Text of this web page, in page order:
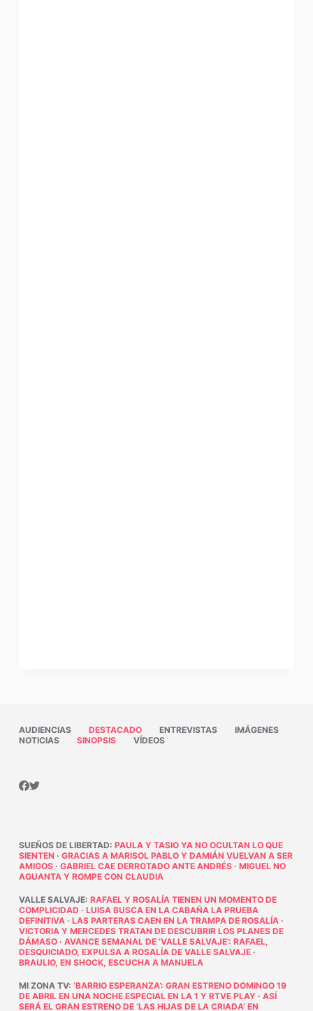
AUDIENCIAS DESTACADO ENTREVISTAS
IMÁGENES
NOTICIAS
SINOPSIS VÍDEOS
SUEÑOS DE LIBERTAD: PAULA Y TASIO YA NO OCULTAN LO QUE
SIENTEN · GRACIAS A MARISOL PABLO Y DAMIÁN VUELVAN A SER
AMIGOS· GABRIEL CAE DERROTADO ANTE ANDRÉS· MIGUEL NO
AGUANTA Y ROMPE CON CLAUDIA
VALLE SALVAJE: RAFAEL Y ROSALÍA TIENEN UN MOMENTO DE
COMPLICIDAD · LUISA BUSCA EN LA CABAÑA LA PRUEBA
DEFINITIVA· LAS PARTERAS CAEN EN LA TRAMPA DE ROSALÍA·
VICTORIA Y MERCEDES TRATAN DE DESCUBRIR LOS PLANES DE
DÁMASO· AVANCE SEMANAL DE ‘VALLE SALVAJE’: RAFAEL,
DESQUICIADO, EXPULSA A ROSALÍA DE VALLE SALVAJE·
BRAULIO, EN SHOCK, ESCUCHA A MANUELA
MI ZONA TV: ‘BARRIO ESPERANZA’: GRAN ESTRENO DOMINGO 19
DE ABRIL EN UNA NOCHE ESPECIAL EN LA 1 Y RTVE PLAY· ASÍ
SERÁ EL GRAN ESTRENO DE ‘LAS HIJAS DE LA CRIADA’ EN